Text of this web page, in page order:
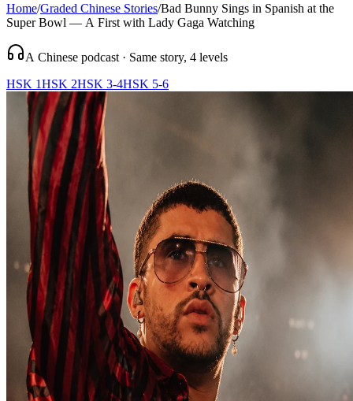
Home/Graded Chinese Stories/Bad Bunny Sings in Spanish at the
Super Bowl — A First with Lady Gaga Watching
A Chinese podcast · Same story, 4 levels
HSK 1HSK 2HSK 3-4HSK 5-6